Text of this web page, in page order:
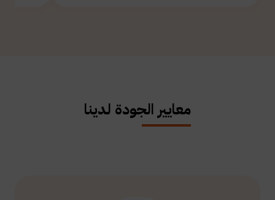
معايير الجودة لدينا